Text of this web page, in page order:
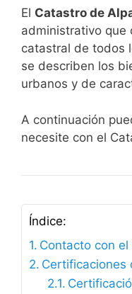
El Catastro de
administrativo que
catastral de todos
se describen los
urbanos y de
A continuación
necesite con el
Índice:
Contacto con
Certificaciones